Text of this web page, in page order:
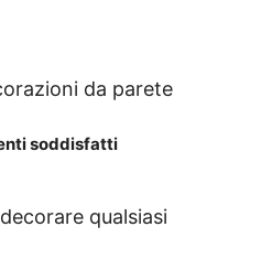
da parete
soddisfatti
qualsiasi